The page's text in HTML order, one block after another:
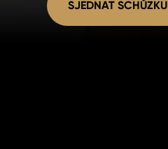
SJEDNAT SCHŮZKU